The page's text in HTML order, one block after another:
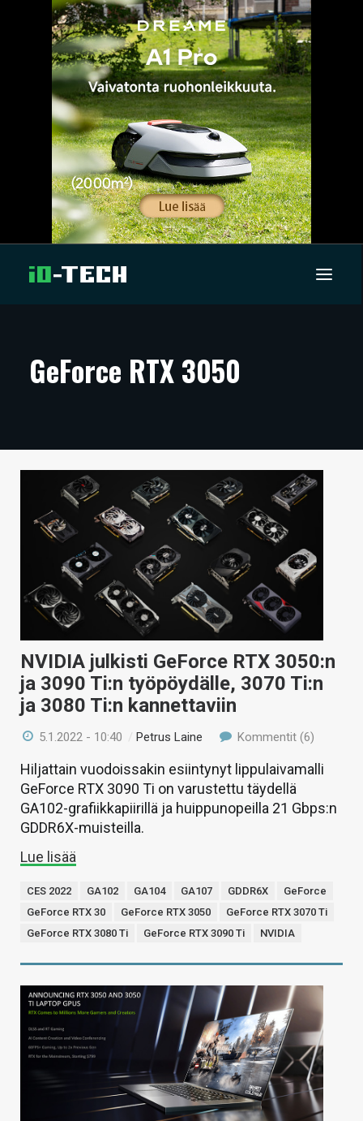
ARTIKKELIT
TECHBBS
HINTA.FI
VAIHDA TEEMA
HAKU
GeForce RTX 3050
NVIDIA julkisti GeForce RTX 3050:n
ja 3090 Ti:n työpöydälle, 3070 Ti:n
ja 3080 Ti:n kannettaviin
5.1.2022 - 10:40 /Petrus Laine Kommentit (6)
Hiljattain vuodoissakin esiintynyt lippulaivamalli
GeForce RTX 3090 Ti on varustettu täydellä
GA102-grafiikkapiirillä ja huippunopeilla 21 Gbps:n
GDDR6X-muisteilla.
Lue lisää
CES 2022 GA102 GA104 GA107 GDDR6X
GeForce
GeForce RTX 30
GeForce RTX 3050
GeForce RTX 3070 Ti
GeForce RTX 3080 Ti
GeForce RTX 3090 Ti NVIDIA